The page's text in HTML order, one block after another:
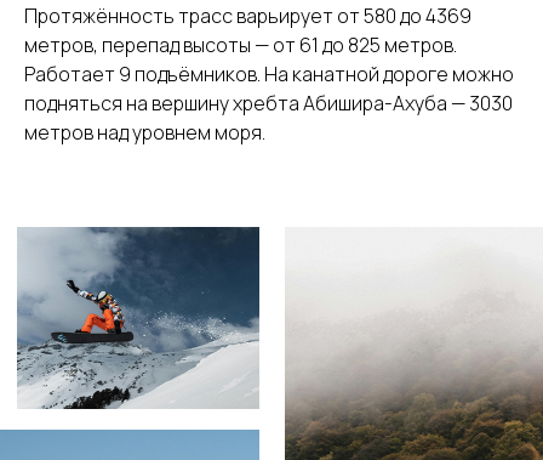
Протяжённость трасс варьирует от 580 до 4369
метров, перепад высоты — от 61 до 825 метров.
Работает 9 подъёмников. На канатной дороге можно
подняться на вершину хребта Абишира-Ахуба — 3030
метров над уровнем моря.